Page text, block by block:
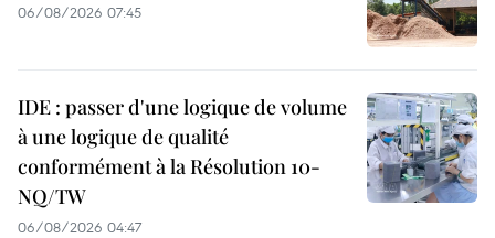
06/08/2026 07:45
IDE : passer d'une logique de volume
à une logique de qualité
conformément à la Résolution 10-
NQ/TW
06/08/2026 04:47